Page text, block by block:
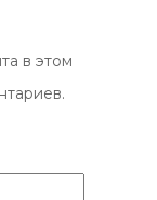
в этом